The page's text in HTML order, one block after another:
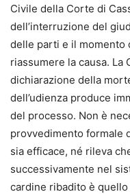
•commento operativo,
•indicazione dei
•preclusioni
•massime
Un supporto concreto
strategia difensiva e
conformi alle nuove
Contenuti principali
Il formulario copre in
Civile della Corte di
dell’interruzione del
delle parti e il momento
riassumere la causa. La
dichiarazione della
dell’udienza produce
del processo. Non è
provvedimento formale
sia efficace, né rileva
successivamente nel
cardine ribadito è quello